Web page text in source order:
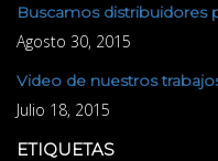
Buscamos distribuidores
Agosto 30, 2015
Video de nuestros
Julio 18, 2015
ETIQUETAS